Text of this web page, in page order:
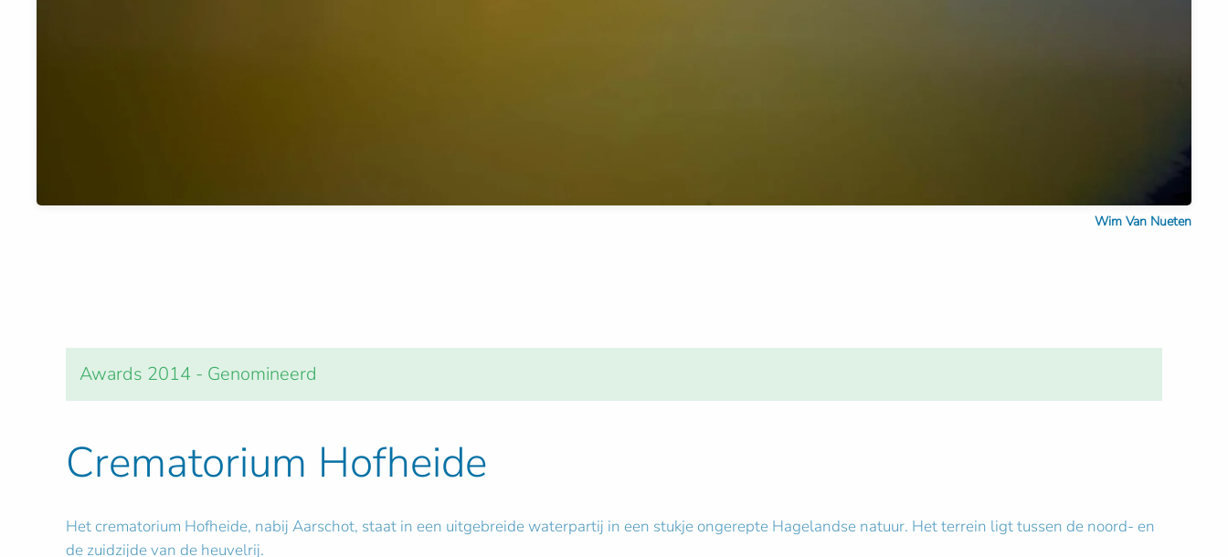
Wim Van Nueten
Awards 2014 - Genomineerd
Crematorium Hofheide
Het crematorium Hofheide, nabij Aarschot, staat in een uitgebreide waterpartij in een stukje ongerepte Hagelandse natuur. Het terrein ligt tussen de noord- en
de zuidzijde van de heuvelrij.